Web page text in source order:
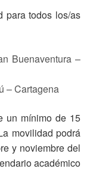
para todos los/as
Buenaventura –
– Cartagena
un mínimo de 15
movilidad podrá
y noviembre del
académico